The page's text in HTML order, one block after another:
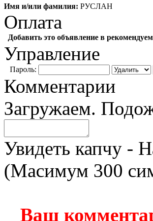
Имя и/или фамилия: РУСЛАН
Оплата
Добавить это объявление в
Управление
Пароль:
Комментарии
Загружаем.
Увидеть капчу -
(Масимум 300
Ваш